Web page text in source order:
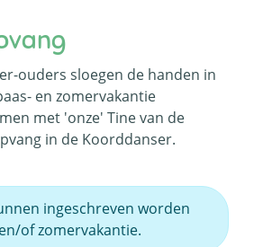
ouders sloegen de handen in
en zomervakantie
met 'onze' Tine van de
in de Koorddanser.
ingeschreven worden
of zomervakantie.